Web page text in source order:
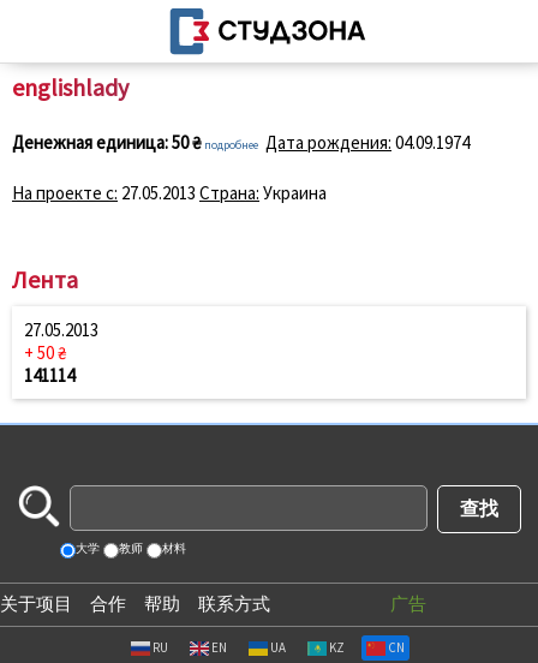
englishlady
Денежная единица:50 ₴ подробнее Дата рождения: 04.09.1974
На проекте с: 27.05.2013 Страна: Украина
Лента
27.05.2013
+ 50 ₴
141114
大学 教师 材料
关于项目 合作 帮助 联系方式 广告
RU EN UA KZ CN